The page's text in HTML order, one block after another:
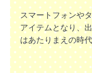
スマートフォンや
アイテムとなり、
はあたりまえの時